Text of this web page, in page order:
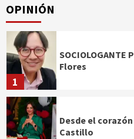
OPINIÓN
1
SOCIOLOGANTE
Flores
Desde el
Castillo